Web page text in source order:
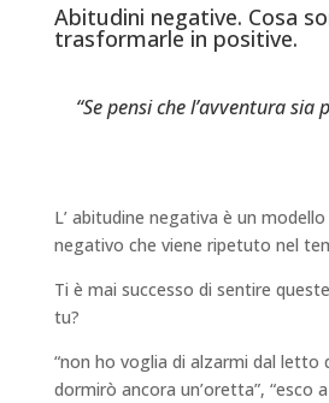
Abitudini negative. Cosa
trasformarle in positive.
“Se pensi che l’avventura
L’ abitudine negativa è un
negativo che viene ripetuto nel
Ti è mai successo di sentire
tu?
“non ho voglia di alzarmi dal letto
dormirò ancora un’oretta”, “esco